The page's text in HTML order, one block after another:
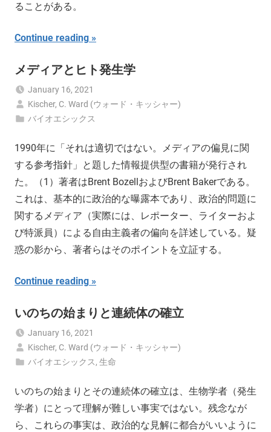
ることがある。
Continue reading
メディアとヒト発生学
January 16, 2021
Kischer, C. Ward (ウォード・キッシャー)
バイオエシックス
1990年に「それは適切ではない。メディアの偏見に関
する参考指針」と題した情報提供型の書籍が発行され
た。（1）著者はBrent BozellおよびBrent Bakerである。
これは、基本的に政治的な曝露本であり、政治的問題に
関するメディア（実際には、レポーター、ライターおよ
び特派員）による自由主義者の偏向を詳述している。疑
惑の影から、著者らはそのポイントを立証する。
Continue reading
いのちの始まりと連続体の確立
January 16, 2021
Kischer, C. Ward (ウォード・キッシャー)
バイオエシックス,生命
いのちの始まりとその連続体の確立は、生物学者（発生
学者）にとって理解が難しい事実ではない。残念なが
ら、これらの事実は、政治的な見解に都合がいいように